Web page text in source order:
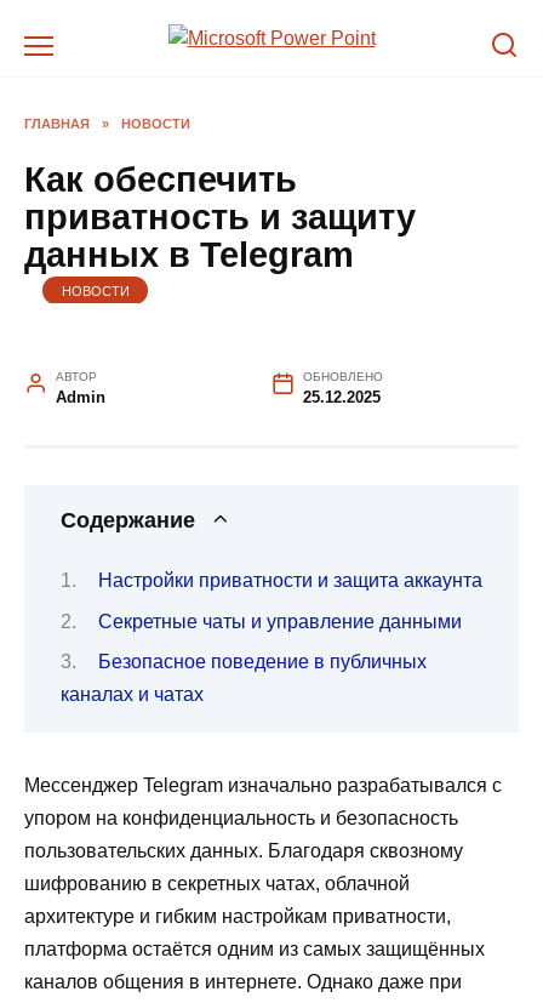
ГЛАВНАЯ » НОВОСТИ
Как обеспечить
приватность и защиту
данных в Telegram
НОВОСТИ
АВТОР
Admin
ОБНОВЛЕНО
25.12.2025
Содержание
Настройки приватности и защита аккаунта
Секретные чаты и управление данными
Безопасное поведение в публичных
каналах и чатах
Мессенджер Telegram изначально разрабатывался с
упором на конфиденциальность и безопасность
пользовательских данных. Благодаря сквозному
шифрованию в секретных чатах, облачной
архитектуре и гибким настройкам приватности,
платформа остаётся одним из самых защищённых
каналов общения в интернете. Однако даже при